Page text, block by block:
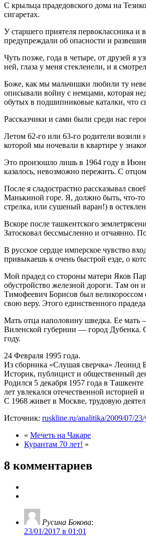
С крыльца прадедовского дома на
сигаретах.
У старшего приятеля первоклассника и
предупреждали об опасности и
Чуть позже, года в четыре, от друзей я
ней, глаза у меня стекленели, и я
Боже, как мы мальчишки любили ту
описывали войну с немцами, которая
обутых в подшипниковые каталки, что
Рассказчики и сами были среди нас
Летом 62-го или 63-го родители
которой мы ночевали в квартире у
Это произошло лишь в 1964 году в
казалось, невозможно пережить. С
После я сладострастно рассказывал
Манькиной горе. Я, должно быть, что-то
стрелка, или сушеный варан!) в
Вскоре после ташкентского
Затосковал бессмысленно и отчаянно.
В русское сердце имперское чувство
привыкаешь к очень быстрой езде, о
Мой прадед со стороны матери Яков
обустройство железной дороги. Там он
Тимофеевич Борисов был
свою веру. Этого единственного
Мать отца наполовину шведка. Ее мать
Виленской губернии — город Дубенка.
году.
24 Февраля 1995 года.
Из сборника «Слушая сверчка» Леонид
Историк, публицист и общественный
Родился 5 декабря 1957 года в
лет увлекался отечественной историей
С 1968 живет в Москве, трудовую
Источник: ruskline.ru/analitika/2009/07/
« Мечеть на Чакаре
Курантам 70 лет! »
8 комментариев
Русина Бокова:
23/01/2017 в 01:01